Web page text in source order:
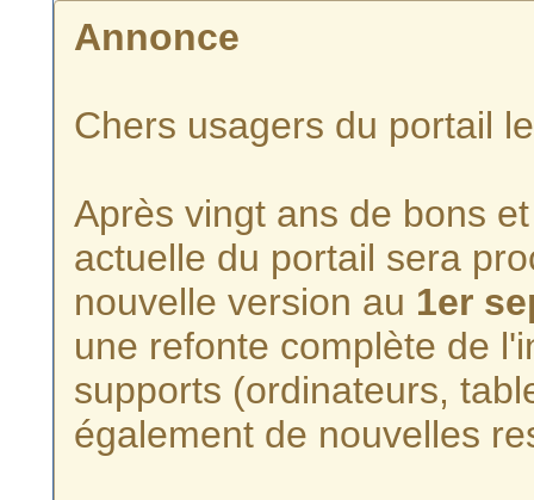
Annonce
Chers usagers du portail
Après vingt ans de bons
actuelle du portail sera
nouvelle version au 1er
une refonte complète de
supports (ordinateurs,
également de nouvelles